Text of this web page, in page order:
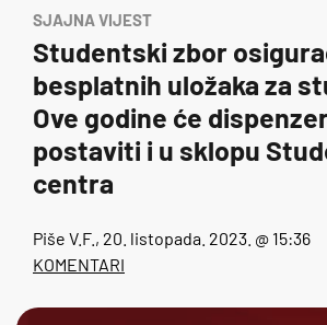
Sexy
SJAJNA VIJEST
Studentski zbor
besplatnih uložaka za
Ove godine će
postaviti i u sklopu
centra
Piše V.F. , 20. listopada. 2023. @ 15:36
KOMENTARI